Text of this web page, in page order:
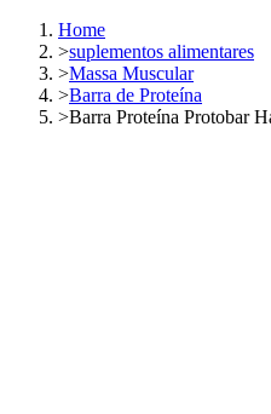
Home
>suplementos alimentares
>Massa Muscular
>Barra de Proteína
>Barra Proteína Protobar